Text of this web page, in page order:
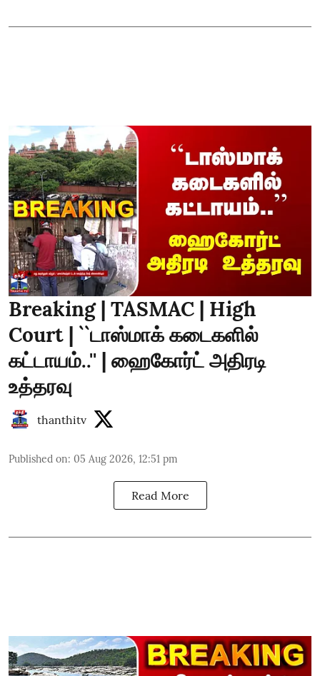
Breaking | TASMAC | High
Court | ``டாஸ்மாக் கடைகளில்
கட்டாயம்..'' | ஹைகோர்ட் அதிரடி
உத்தரவு
thanthitv
Published on: 05 Aug 2026, 12:51 pm
Read More